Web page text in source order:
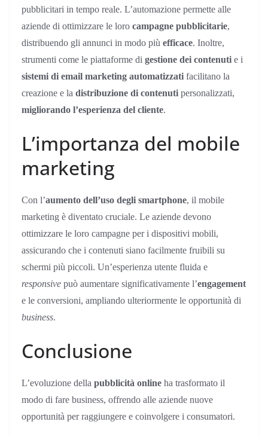
pubblicitari in tempo reale. L’automazione permette alle
aziende di ottimizzare le loro campagne pubblicitarie,
distribuendo gli annunci in modo più efficace. Inoltre,
strumenti come le piattaforme di gestione dei contenuti e i
sistemi di email marketing automatizzati facilitano la
creazione e la distribuzione di contenuti personalizzati,
migliorando l’esperienza del cliente.
L’importanza del mobile
marketing
Con l’aumento dell’uso degli smartphone, il mobile
marketing è diventato cruciale. Le aziende devono
ottimizzare le loro campagne per i dispositivi mobili,
assicurando che i contenuti siano facilmente fruibili su
schermi più piccoli. Un’esperienza utente fluida e
responsive può aumentare significativamente l’engagement
e le conversioni, ampliando ulteriormente le opportunità di
business.
Conclusione
L’evoluzione della pubblicità online ha trasformato il
modo di fare business, offrendo alle aziende nuove
opportunità per raggiungere e coinvolgere i consumatori.